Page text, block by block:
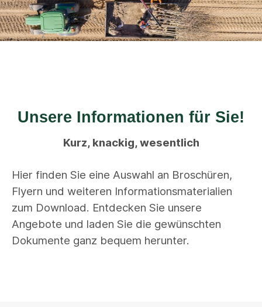
Unsere Informationen für Sie!
Kurz, knackig, wesentlich
Hier finden Sie eine Auswahl an Broschüren,
Flyern und weiteren Informationsmaterialien
zum Download. Entdecken Sie unsere
Angebote und laden Sie die gewünschten
Dokumente ganz bequem herunter.